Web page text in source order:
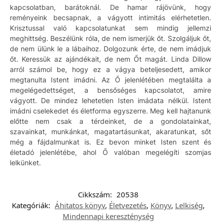
kapcsolatban, barátoknál. De hamar rájövünk, hogy
reményeink becsapnak, a vágyott intimitás elérhetetlen.
Krisztussal való kapcsolatunkat sem mindig jellemzi
meghittség. Beszélünk róla, de nem ismerjük őt. Szolgáljuk őt,
de nem ülünk le a lábaihoz. Dolgozunk érte, de nem imádjuk
őt. Keressük az ajándékait, de nem Őt magát. Linda Dillow
arról számol be, hogy ez a vágya beteljesedett, amikor
megtanulta Istent imádni. Az Ő jelenlétében megtalálta a
megelégedettséget, a bensőséges kapcsolatot, amire
vágyott. De mindez lehetetlen Isten imádata nélkül. Istent
imádni cselekedet és életforma egyszerre. Meg kell hajtanunk
előtte nem csak a térdeinket, de a gondolatainkat,
szavainkat, munkánkat, magatartásunkat, akaratunkat, sőt
még a fájdalmunkat is. Ez bevon minket Isten szent és
életadó jelenlétébe, ahol Ő valóban megelégíti szomjas
lelkünket.
Cikkszám: 20538
Kategóriák: Áhitatos könyv, Életvezetés, Könyv, Lelkiség,
Mindennapi kereszténység